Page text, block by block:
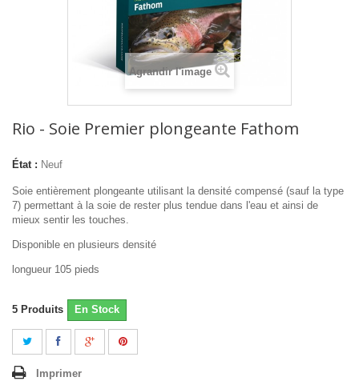
Agrandir l'image
Rio - Soie Premier plongeante Fathom
État : Neuf
Soie entièrement plongeante utilisant la densité compensé (sauf la type
7) permettant à la soie de rester plus tendue dans l'eau et ainsi de
mieux sentir les touches.
Disponible en plusieurs densité
longueur 105 pieds
5 Produits En Stock
Imprimer